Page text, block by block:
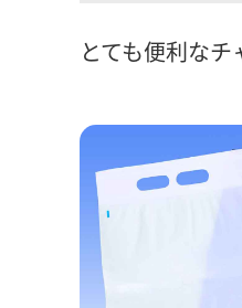
とても便利な